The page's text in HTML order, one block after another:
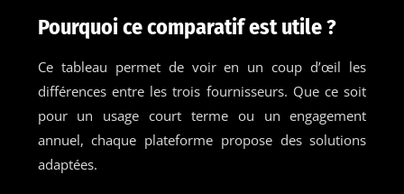
Pourquoi ce comparatif est utile ?
Ce tableau permet de voir en un coup d’œil les
différences entre les trois fournisseurs. Que ce soit
pour un usage court terme ou un engagement
annuel, chaque plateforme propose des solutions
adaptées.